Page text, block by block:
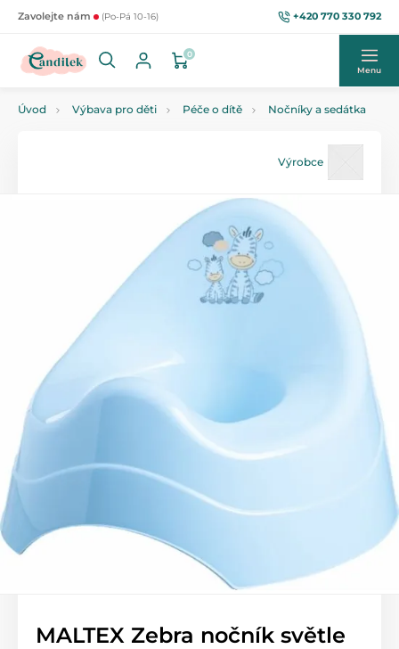
Zavolejte nám (Po-Pá 10-16) +420 770 330 792
0
Menu
Úvod Výbava pro děti Péče o dítě Nočníky a sedátka
Výrobce
MALTEX Zebra nočník světle